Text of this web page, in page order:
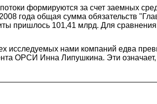
формируются за счет заемных
года общая сумма обязательств
пришлось 101,41 млрд. Для
исследуемых нами компаний едва
ОРСИ Инна Липушкина. Эти